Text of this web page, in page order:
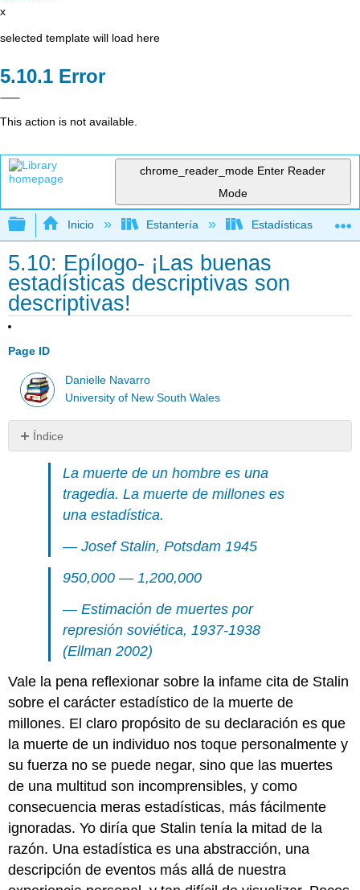
x
selected template will load here
Error
This action is not available.
chrome_reader_mode Enter Reader
Mode
Expandir/contraer jerarquía global
Inicio Estantería Estadísticas
5.10: Epílogo- ¡Las buenas
estadísticas descriptivas son
descriptivas!
Page ID
Danielle Navarro
University of New South Wales
Índice
Sin
encabezados
La muerte de un hombre es una
tragedia. La muerte de millones es
una estadística.
— Josef Stalin, Potsdam 1945
950,000 — 1,200,000
— Estimación de muertes por
represión soviética, 1937-1938
(Ellman 2002)
Vale la pena reflexionar sobre la infame cita de Stalin
sobre el carácter estadístico de la muerte de
millones. El claro propósito de su declaración es que
la muerte de un individuo nos toque personalmente y
su fuerza no se puede negar, sino que las muertes
de una multitud son incomprensibles, y como
consecuencia meras estadísticas, más fácilmente
ignoradas. Yo diría que Stalin tenía la mitad de la
razón. Una estadística es una abstracción, una
descripción de eventos más allá de nuestra